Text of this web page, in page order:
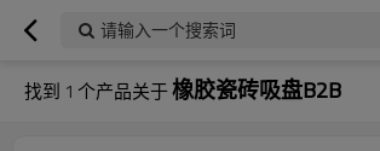
请输入一个搜索词
找到 1 个产品关于橡胶瓷砖吸盘B2B